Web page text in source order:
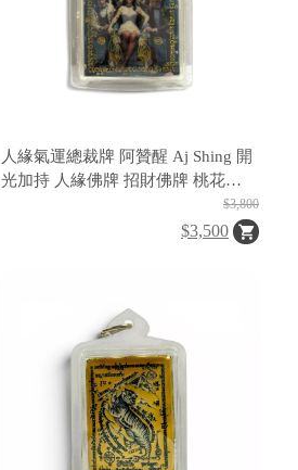
人緣氣運總裁牌 阿贊醒 Aj Shing 開
光加持 人緣佛牌 招財佛牌 桃花佛
牌 貴人運 氣運提升 權勢魅力 談判
業績 事業運 財運 佛牌 泰國佛牌
$3,800
$3,500